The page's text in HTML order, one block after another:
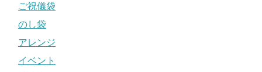
ご祝儀袋
のし袋
アレンジ
イベント